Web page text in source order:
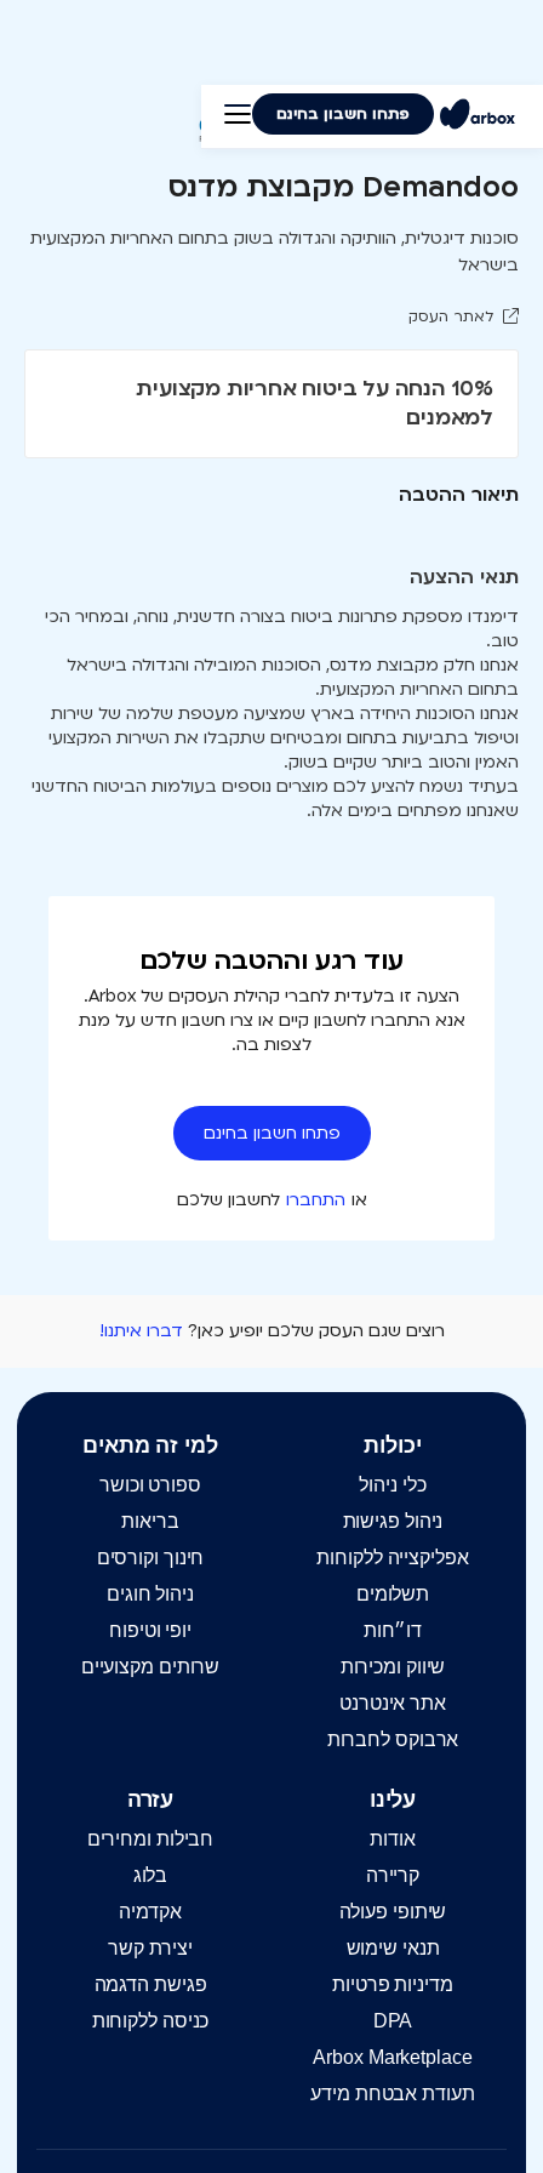
פתחו חשבון בחינם
Demandoo מקבוצת מדנס
סוכנות דיגטלית, הוותיקה והגדולה בשוק בתחום האחריות המקצועית
בישראל
לאתר העסק
10% הנחה על ביטוח אחריות מקצועית
למאמנים
תיאור ההטבה
תנאי ההצעה
דימנדו מספקת פתרונות ביטוח בצורה חדשנית, נוחה, ובמחיר הכי
טוב.
אנחנו חלק מקבוצת מדנס, הסוכנות המובילה והגדולה בישראל
בתחום האחריות המקצועית.
אנחנו הסוכנות היחידה בארץ שמציעה מעטפת שלמה של שירות
וטיפול בתביעות בתחום ומבטיחים שתקבלו את השירות המקצועי
האמין והטוב ביותר שקיים בשוק.
בעתיד נשמח להציע לכם מוצרים נוספים בעולמות הביטוח החדשני
שאנחנו מפתחים בימים אלה.
עוד רגע וההטבה שלכם
הצעה זו בלעדית לחברי קהילת העסקים של Arbox.
אנא התחברו לחשבון קיים או צרו חשבון חדש על מנת
לצפות בה.
פתחו חשבון בחינם
או התחברו לחשבון שלכם
רוצים שגם העסק שלכם יופיע כאן? דברו איתנו!
יכולות
כלי ניהול
ניהול פגישות
אפליקצייה ללקוחות
תשלומים
דו״חות
שיווק ומכירות
אתר אינטרנט
ארבוקס לחברות
למי זה מתאים
ספורט וכושר
בריאות
חינוך וקורסים
ניהול חוגים
יופי וטיפוח
שרותים מקצועיים
עלינו
אודות
קריירה
שיתופי פעולה
תנאי שימוש
מדיניות פרטיות
DPA
Arbox Marketplace
תעודת אבטחת מידע
עזרה
חבילות ומחירים
בלוג
אקדמיה
יצירת קשר
פגישת הדגמה
כניסה ללקוחות